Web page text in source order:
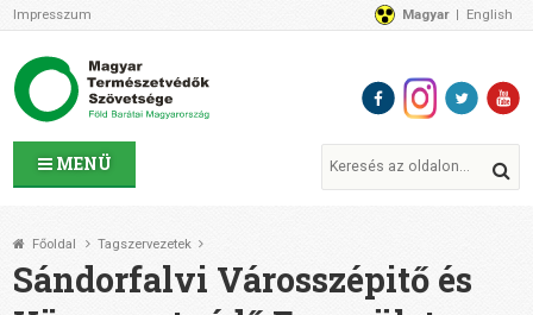
MENÜ
Impresszum Magyar English
Az MTVSZ-ről
Programok
MTVSZ ügyek és események
Tagszervezetek
Támogatóink
CSATLAKOZZ hozzánk!
Főoldal Tagszervezetek
Sándorfalvi Városszépitő és